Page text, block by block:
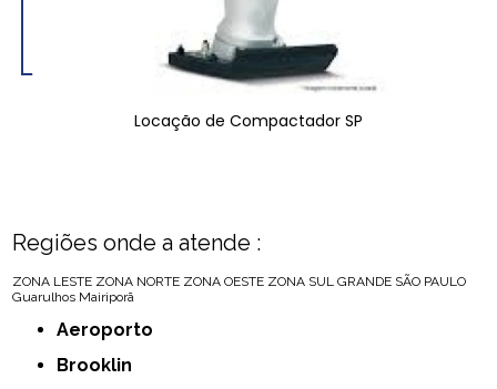
Locação de Compactador SP
Regiões onde a atende :
ZONA LESTE ZONA NORTE ZONA OESTE ZONA SUL GRANDE SÃO PAULO
Guarulhos Mairiporã
Aeroporto
Brooklin